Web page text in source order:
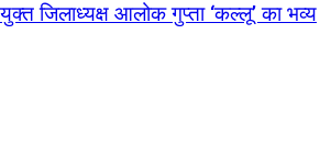
जिलाध्यक्ष आलोक गुप्ता ‘कल्लू’ का भव्य